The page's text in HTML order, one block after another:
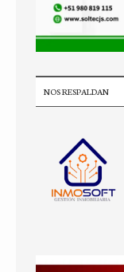
NOS RESPALDAN